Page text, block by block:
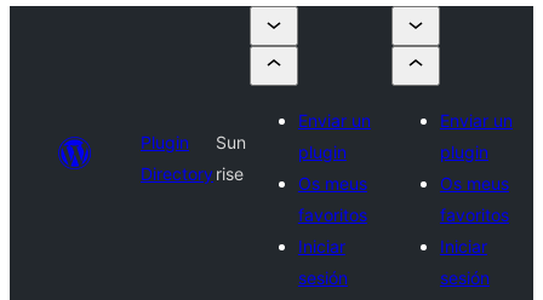
Plugin
Directory
Sun
rise
Enviar un
plugin
Os meus
favoritos
Iniciar
sesión
Enviar un
plugin
Os meus
favoritos
Iniciar
sesión